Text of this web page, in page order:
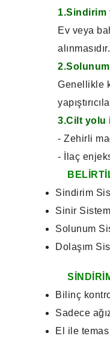
1.Sindirim
Ev veya
alınmasıdır.
Genellikle
3.Cilt yolu
- Zehirli
- İlaç
Sindirim
Sinir
Solunum
Dolaşım
Bilinç
Sadece
El ile